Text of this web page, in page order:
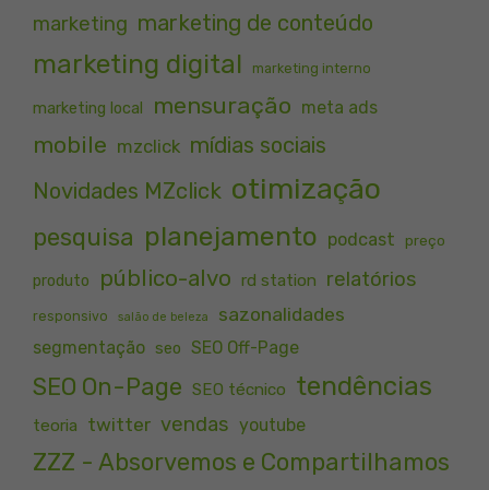
marketing marketing de conteúdo
marketing digital marketing interno
marketing local mensuração meta ads
mobile mzclick mídias sociais
Novidades MZclick otimização
pesquisa planejamento podcast preço
produto público-alvo rd station relatórios
responsivo salão de beleza sazonalidades
segmentação seo SEO Off-Page
SEO On-Page SEO técnico tendências
teoria twitter vendas youtube
ZZZ - Absorvemos e Compartilhamos